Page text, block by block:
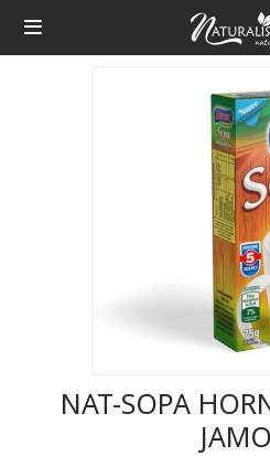

NAT-SOPA